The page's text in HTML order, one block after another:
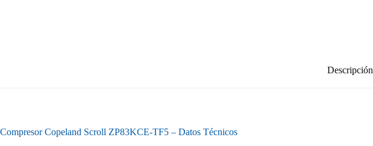
Descripción
Compresor Copeland Scroll ZP83KCE-TF5 – Datos Técnicos